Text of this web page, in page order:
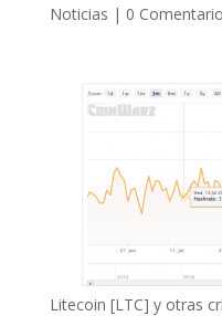
Noticias | 0
Litecoin [LTC] y otras